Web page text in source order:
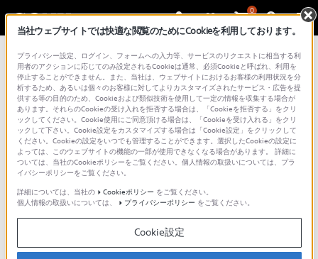
0
デジタル一眼カメラα（アルファ） >製品別サポート
情報 ZV-E10M2>ZV-E10M2 活用ガイド> ライブスト
リーミングでライブ配信する
ZV-E10M2：ライブストリーミ
ングでライブ配信する
当社ウェブサイトでは快適な閲覧のためにCookieを利用しております。
プライバシー設定、ログイン、フォームへの入力等、サービスのリクエストに相当する利
用者のアクションに応じてのみ設定されるCookieは通常、必須Cookieと呼ばれ、利用を
停止することができません。また、当社は、ウェブサイトにおけるお客様の利用状況を分
析するため、あるいは個々のお客様に対してよりカスタマイズされたサービス・広告を提
供する等の目的のため、Cookieおよび類似技術を使用して一定の情報を収集する場合が
あります。それらのCookieの受け入れを拒否する場合は、「Cookieを拒否する」をクリ
ックしてください。Cookie使用にご同意頂ける場合は、「Cookieを受け入れる」をクリ
ックして下さい。Cookie設定をカスタマイズする場合は「Cookie設定」をクリックして
ください。Cookieの設定をいつでも管理することができます。選択したCookieの設定に
よっては、このウェブサイトの機能の一部が使用できなくなる場合があります。 詳細に
ついては、当社のCookieポリシーをご覧ください。個人情報の取扱いについては、プラ
イバシーポリシーをご覧ください。
詳細については、当社の
Cookieポリシー をご覧ください。
個人情報の取扱いについては、
プライバシーポリシー をご覧ください。
Cookie設定